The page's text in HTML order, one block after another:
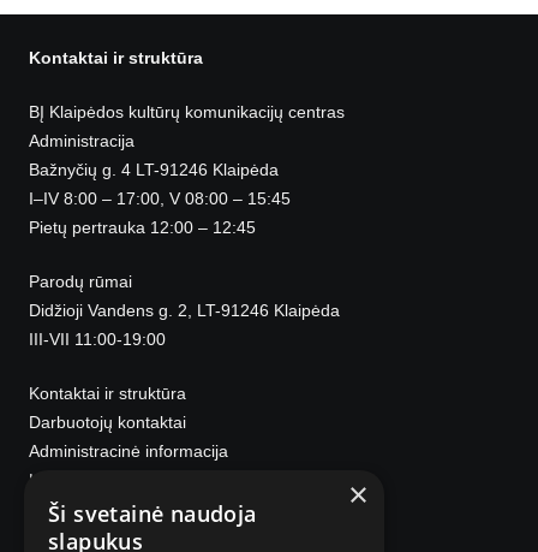
Kontaktai ir struktūra
BĮ Klaipėdos kultūrų komunikacijų centras
Administracija
Bažnyčių g. 4 LT-91246 Klaipėda
I–IV 8:00 – 17:00, V 08:00 – 15:45
Pietų pertrauka 12:00 – 12:45
Parodų rūmai
Didžioji Vandens g. 2, LT-91246 Klaipėda
III-VII 11:00-19:00
Kontaktai ir struktūra
Darbuotojų kontaktai
Administracinė informacija
Korupcijos prevencija
×
Ši svetainė naudoja
slapukus